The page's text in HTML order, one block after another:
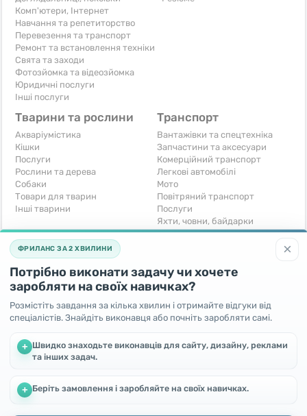
Комп'ютери, Інтернет
Навчання та репетиторство
Перевезення та транспорт
Ремонт та встановлення техніки
Свята та заходи
Фотозйомка та відеозйомка
Юридичні послуги
Інші послуги
Тварини та рослини
Акваріумістика
Кішки
Послуги
Рослини та дерева
Собаки
Товари для тварин
Інші тварини
Транспорт
Вантажівки та спецтехніка
Запчастини та аксесуари
Комерційний транспорт
Легкові автомобілі
Мото
Повітряний транспорт
Послуги
Яхти, човни, байдарки
Інші транспортні засоби
Хобі та відпочинок
Книги та журнали
Музичні інструменти
Полювання та рибальство
Спорт і відпочинок
Iнше
Готовий бізнес
Устаткування для бізнесу
Iнше
Безкоштовно
Віддам безкоштовно
Прийму в дар
×
ФРИЛАНС ЗА 2 ХВИЛИНИ
Потрібно виконати задачу чи хочете
заробляти на своїх навичках?
Розмістіть завдання за кілька хвилин і отримайте відгуки від
спеціалістів. Знайдіть виконавця або почніть заробляти самі.
+ Швидко знаходьте виконавців для сайту, дизайну, реклами
та інших задач.
+ Беріть замовлення і заробляйте на своїх навичках.
Ми використовуємо файли cookie, щоб покращити роботу та